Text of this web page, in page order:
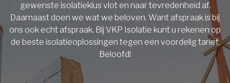
gewenste isolatieklus vlot en naar tevredenheid af.
Daarnaast doen we wat we beloven. Want afspraak is bij
ons ook echt afspraak. Bij VKP Isolatie kunt u rekenen op
de beste isolatieoplossingen tegen een voordelig tarief.
Beloofd!